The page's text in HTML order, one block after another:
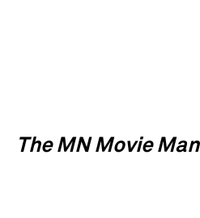
The MN Movie Man